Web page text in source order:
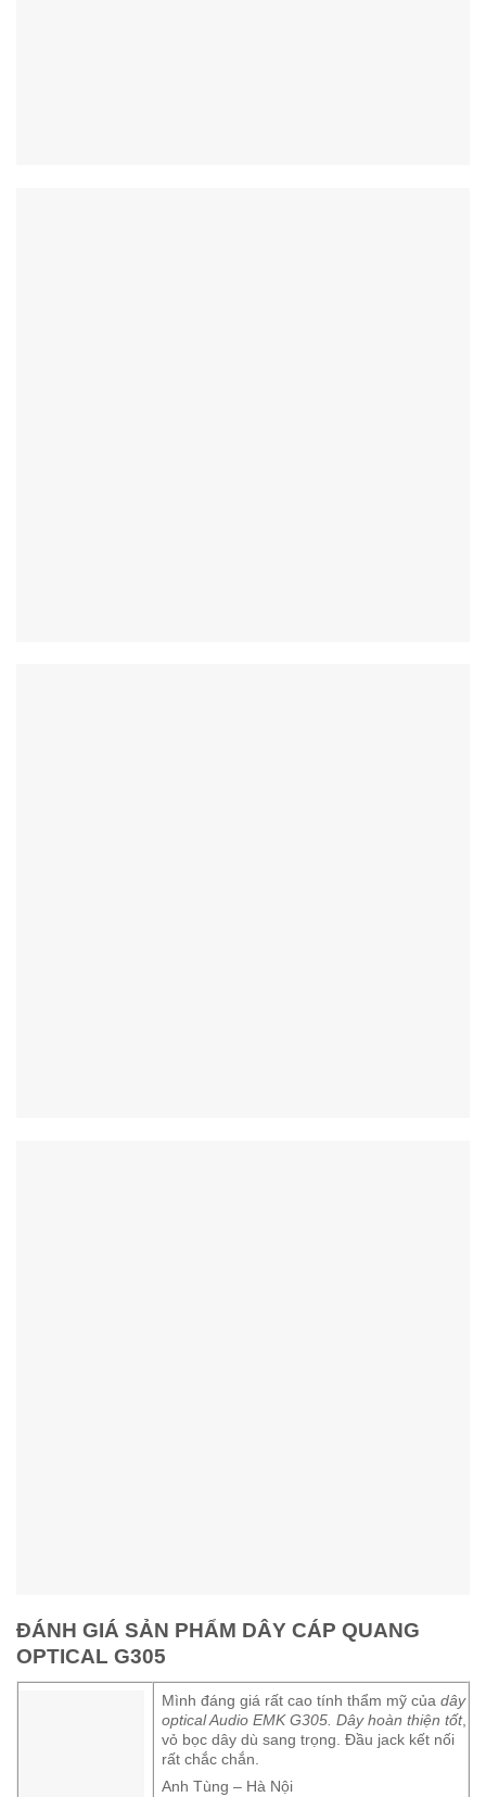
ĐÁNH GIÁ SẢN PHẨM DÂY CÁP QUANG
OPTICAL G305
Mình đáng giá rất cao tính thẩm mỹ củadây
optical Audio EMK G305. Dây hoàn thiện tốt,
vỏ bọc dây dù sang trọng. Đầu jack kết nối
rất chắc chắn.
Anh Tùng – Hà Nội